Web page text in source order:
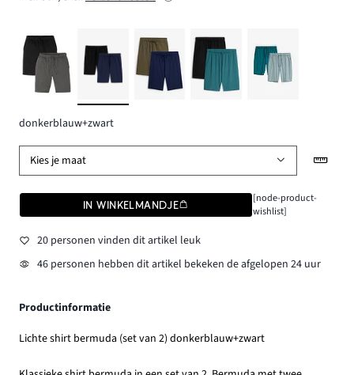
donkerblauw+zwart
Kies je maat
IN WINKELMANDJE
[node-product-
wishlist]
20 personen vinden dit artikel leuk
46 personen hebben dit artikel bekeken de afgelopen 24 uur
Productinformatie
Lichte shirt bermuda (set van 2) donkerblauw+zwart